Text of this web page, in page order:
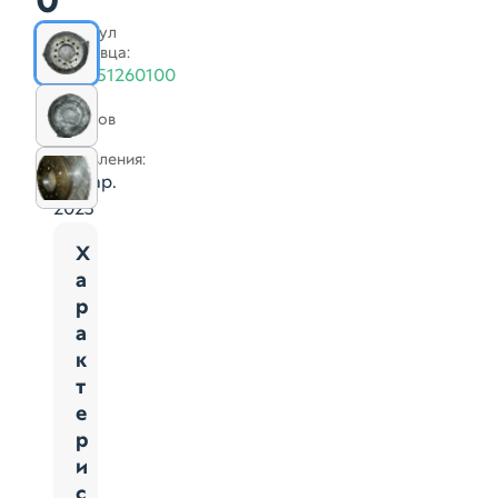
Артикул
продавца:
ST4351260100
Нет
отзывов
Дата
добавления:
09 мар.
2025
Х
а
р
а
к
т
е
р
и